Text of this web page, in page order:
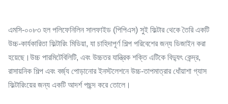
এমসি-০০৮৩ হল পলিফেনিলিন সালফাইড (পিপিএস) সুই ফিল্টার থেকে তৈরি একটি
উচ্চ-কার্যকারিতা ফিল্টারিং মিডিয়া, যা চাহিদাপূর্ণ শিল্প পরিবেশের জন্য ডিজাইন করা
হয়েছে।উচ্চ পারমিটেবিলিটি, এবং উচ্চতর যান্ত্রিক শক্তি এটিকে বিদ্যুৎ কেন্দ্র,
রাসায়নিক শিল্প এবং বর্জ্য পোড়ানোর ইনস্টলেশনে উচ্চ-তাপমাত্রার ধোঁয়াশা গ্যাস
ফিল্টারিংয়ের জন্য একটি আদর্শ পছন্দ করে তোলে।